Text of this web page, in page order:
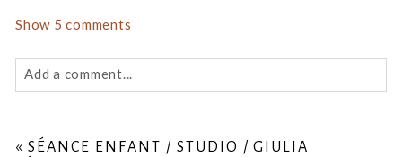
Show 5 comments
Add a comment...
are marked *
« SÉANCE ENFANT / STUDIO / GIULIA